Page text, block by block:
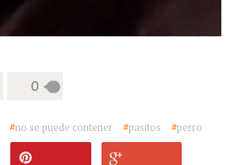
0
#no se puede contener #pasitos #perro